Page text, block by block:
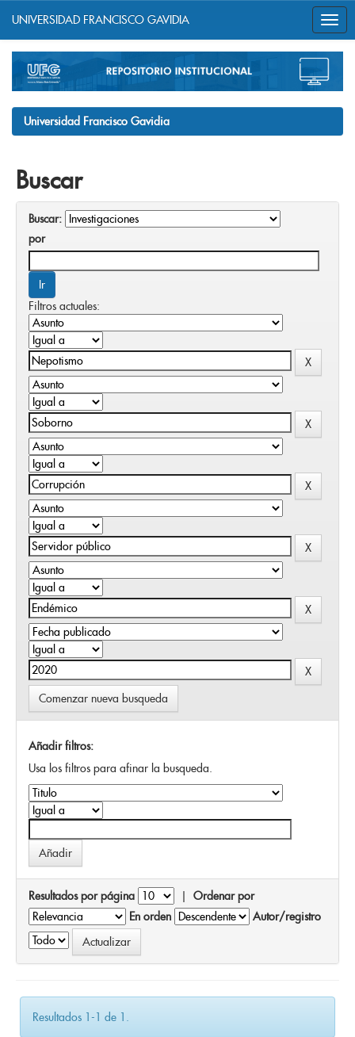
navigation
UNIVERSIDAD FRANCISCO GAVIDIA
Universidad Francisco Gavidia
Buscar
Buscar:
por
Filtros actuales:
Comenzar nueva busqueda
Añadir filtros:
Usa los filtros para afinar la busqueda.
Resultados por página | Ordenar por
En orden
Autor/registro
Resultados 1-1 de 1.